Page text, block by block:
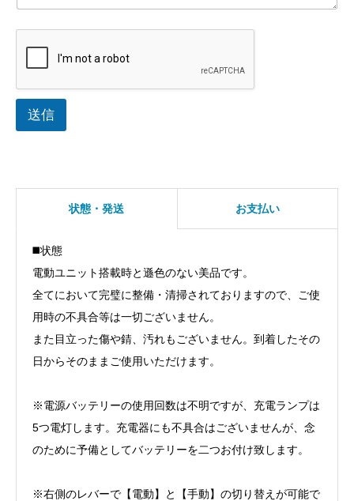
送信
状態・発送 お支払い
◼️状態
電動ユニット搭載時と遜色のない美品です。
全てにおいて完璧に整備・清掃されておりますので、ご使
用時の不具合等は一切ございません。
また目立った傷や錆、汚れもございません。到着したその
日からそのままご使用いただけます。
※電源バッテリーの使用回数は不明ですが、充電ランプは
5つ電灯します。充電器にも不具合はございませんが、念
のために予備としてバッテリーを二つお付け致します。
※右側のレバーで【電動】と【手動】の切り替えが可能で